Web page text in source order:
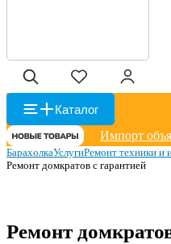
Каталог
Импорт
БарахолкаУслугиРемонт техники и
Ремонт домкратов с гарантией
Ремонт